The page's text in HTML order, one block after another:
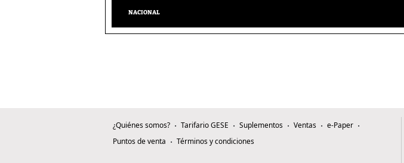
NACIONAL
¿Quiénes somos? Tarifario GESE Suplementos Ventas
e-Paper
Puntos de venta
Términos y condiciones